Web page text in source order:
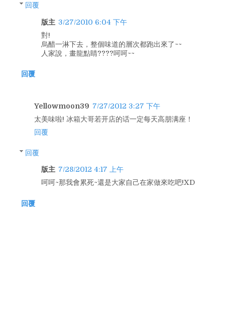
回覆
版主 3/27/2010 6:04 下午
對!
烏醋一淋下去，整個味道的層次都跑出來了~~
人家說，畫龍點睛????呵呵~~
回覆
Yellowmoon39 7/27/2012 3:27 下午
太美味啦! 冰箱大哥若开店的话一定每天高朋满座！
回覆
回覆
版主 7/28/2012 4:17 上午
呵呵~那我會累死~還是大家自己在家做來吃吧!XD
回覆